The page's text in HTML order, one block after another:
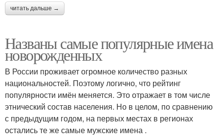
читать дальше →
Названы самые популярные имена
новорожденных
В России проживает огромное количество разных
национальностей. Поэтому логично, что рейтинг
популярности имён меняется. Это отражает в том числе
этнический состав населения. Но в целом, по сравнению
с предыдущим годом, на первых местах в регионах
остались те же самые мужские имена .